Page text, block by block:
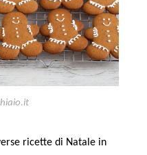
ricette di Natale in